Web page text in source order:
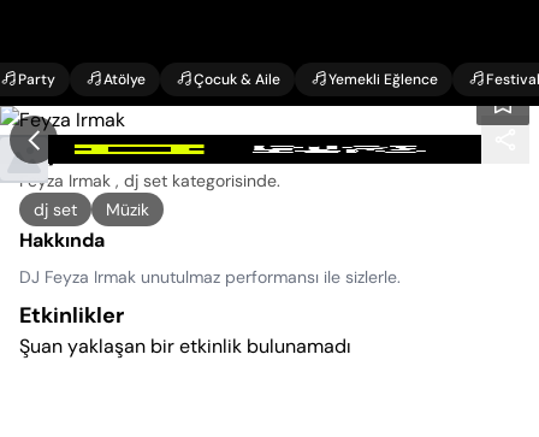
Party Atölye Çocuk & Aile Yemekli Eğlence Festival
Feyza Irmak Konseri
Feyza Irmak , dj set kategorisinde.
dj set
Müzik
Hakkında
DJ Feyza Irmak unutulmaz performansı ile sizlerle.
Etkinlikler
Şuan yaklaşan bir etkinlik bulunamadı